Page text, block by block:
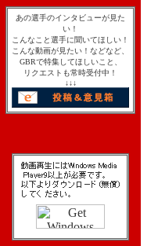
あの選手のインタビューが見た
い！
こんなこと選手に聞いてほしい！
こんな動画が見たい！などなど、
GBRで特集してほしいこと、
リクエストも常時受付中！
↓↓↓